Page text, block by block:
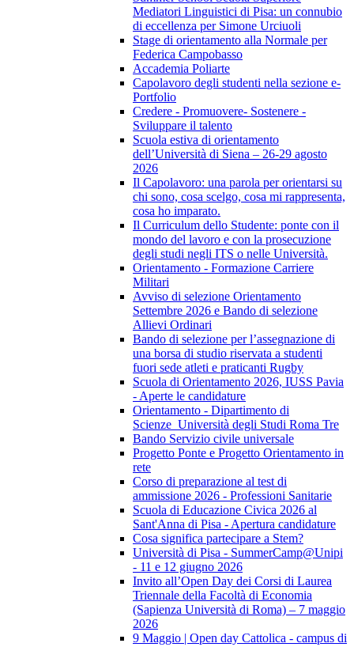
Mediatori Linguistici di Pisa: un connubio
di eccellenza per Simone Urciuoli
Stage di orientamento alla Normale per
Federica Campobasso
Accademia Poliarte
Capolavoro degli studenti nella sezione e-
Portfolio
Credere - Promuovere- Sostenere -
Sviluppare il talento
Scuola estiva di orientamento
dell’Università di Siena – 26-29 agosto
2026
Il Capolavoro: una parola per orientarsi su
chi sono, cosa scelgo, cosa mi rappresenta,
cosa ho imparato.
Il Curriculum dello Studente: ponte con il
mondo del lavoro e con la prosecuzione
degli studi negli ITS o nelle Università.
Orientamento - Formazione Carriere
Militari
Avviso di selezione Orientamento
Settembre 2026 e Bando di selezione
Allievi Ordinari
Bando di selezione per l’assegnazione di
una borsa di studio riservata a studenti
fuori sede atleti e praticanti Rugby
Scuola di Orientamento 2026, IUSS Pavia
- Aperte le candidature
Orientamento - Dipartimento di
Scienze_Università degli Studi Roma Tre
Bando Servizio civile universale
Progetto Ponte e Progetto Orientamento in
rete
Corso di preparazione al test di
ammissione 2026 - Professioni Sanitarie
Scuola di Educazione Civica 2026 al
Sant'Anna di Pisa - Apertura candidature
Cosa significa partecipare a Stem?
Università di Pisa - SummerCamp@Unipi
- 11 e 12 giugno 2026
Invito all’Open Day dei Corsi di Laurea
Triennale della Facoltà di Economia
(Sapienza Università di Roma) – 7 maggio
2026
9 Maggio | Open day Cattolica - campus di